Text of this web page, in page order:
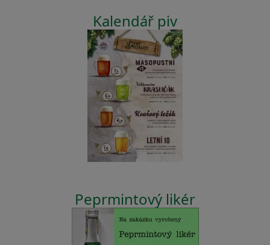
Kalendář piv
Peprmintový likér